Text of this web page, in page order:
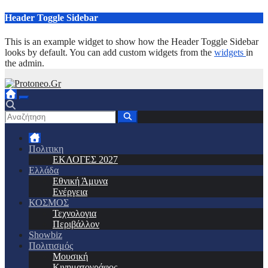
Μετάβαση
περιεχόμενο
Header Toggle Sidebar
This is an example widget to show how the Header Toggle Sidebar
looks by default. You can add custom widgets from the widgets in
the admin.
Πολιτικη
ΕΚΛΟΓΕΣ 2027
Ελλάδα
Εθνική Άμυνα
Ενέργεια
ΚΟΣΜΟΣ
Τεχνολογια
Περιβάλλον
Showbiz
Πολιτισμός
Μουσική